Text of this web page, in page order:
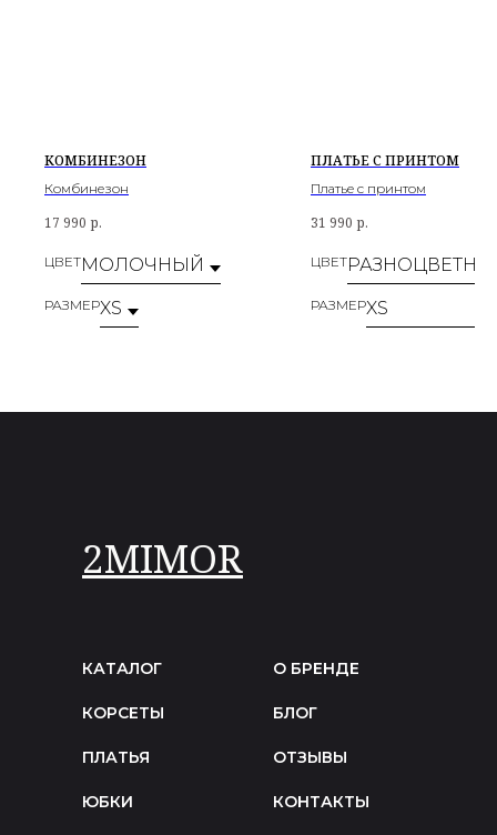
ПЛАТЬЕ С ПРИНТОМ
Платье с принтом
31 990 р.
ЦВЕТ
РАЗМЕР
КОМБИНЕЗОН
Комбинезон
17 990 р.
ЦВЕТ
РАЗМЕР
КАТАЛОГ
КОРСЕТЫ
ПЛАТЬЯ
ЮБКИ
О БРЕНДЕ
БЛОГ
ОТЗЫВЫ
КОНТАКТЫ
2MIMOR